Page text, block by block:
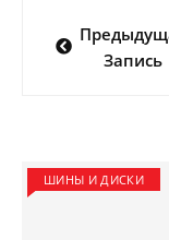
по
Запись
ШИНЫ И ДИСКИ